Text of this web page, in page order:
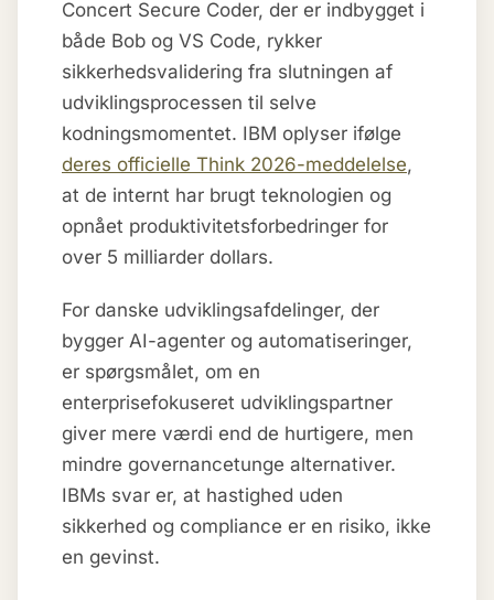
Concert Secure Coder, der er indbygget i
både Bob og VS Code, rykker
sikkerhedsvalidering fra slutningen af
udviklingsprocessen til selve
kodningsmomentet. IBM oplyser ifølge
deres officielle Think 2026-meddelelse,
at de internt har brugt teknologien og
opnået produktivitetsforbedringer for
over 5 milliarder dollars.
For danske udviklingsafdelinger, der
bygger AI-agenter og automatiseringer,
er spørgsmålet, om en
enterprisefokuseret udviklingspartner
giver mere værdi end de hurtigere, men
mindre governancetunge alternativer.
IBMs svar er, at hastighed uden
sikkerhed og compliance er en risiko, ikke
en gevinst.